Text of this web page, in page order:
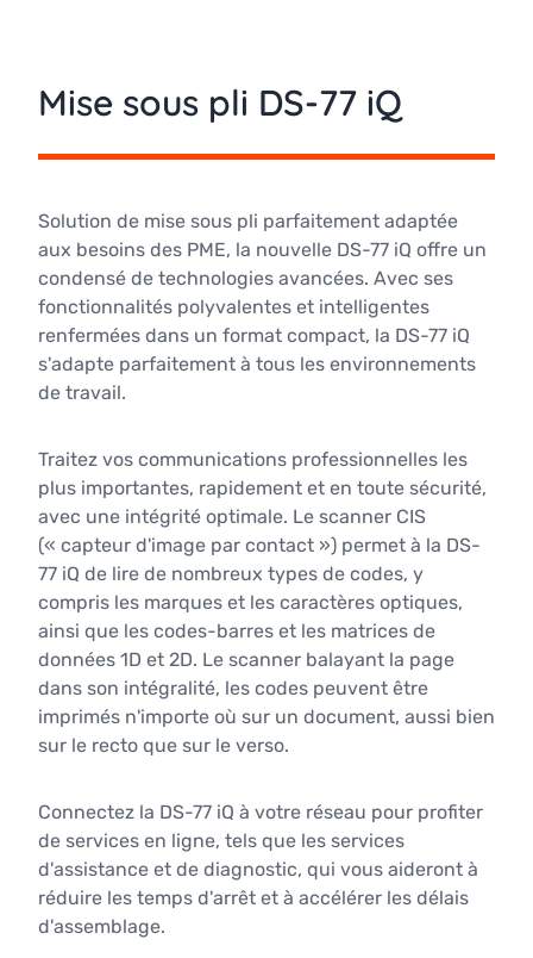
Mise sous pli DS-77 iQ
Solution de mise sous pli parfaitement adaptée
aux besoins des PME, la nouvelle DS-77 iQ offre un
condensé de technologies avancées. Avec ses
fonctionnalités polyvalentes et intelligentes
renfermées dans un format compact, la DS-77 iQ
s'adapte parfaitement à tous les environnements
de travail.
Traitez vos communications professionnelles les
plus importantes, rapidement et en toute sécurité,
avec une intégrité optimale. Le scanner CIS
(« capteur d'image par contact ») permet à la DS-
77 iQ de lire de nombreux types de codes, y
compris les marques et les caractères optiques,
ainsi que les codes-barres et les matrices de
données 1D et 2D. Le scanner balayant la page
dans son intégralité, les codes peuvent être
imprimés n'importe où sur un document, aussi bien
sur le recto que sur le verso.
Connectez la DS-77 iQ à votre réseau pour profiter
de services en ligne, tels que les services
d'assistance et de diagnostic, qui vous aideront à
réduire les temps d'arrêt et à accélérer les délais
d'assemblage.